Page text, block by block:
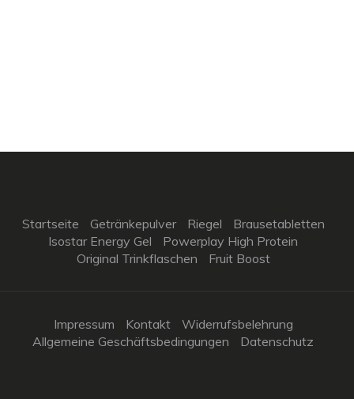
Startseite Getränkepulver Riegel
Brausetabletten
Isostar Energy Gel
Powerplay High Protein
Original Trinkflaschen
Fruit Boost
Impressum Kontakt
Widerrufsbelehrung
Allgemeine Geschäftsbedingungen
Datenschutz